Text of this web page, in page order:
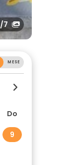
/7
MESE
Do
9